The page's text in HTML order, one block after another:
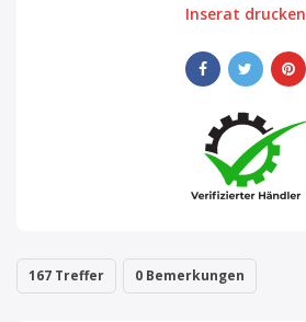
Inserat drucken
167 Treffer 0 Bemerkungen